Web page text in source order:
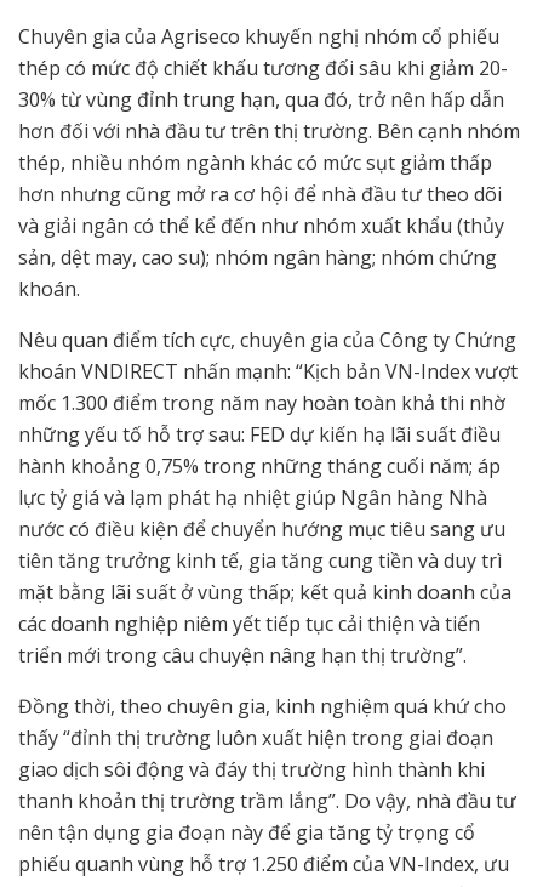
Chuyên gia của Agriseco khuyến nghị nhóm cổ phiếu
thép có mức độ chiết khấu tương đối sâu khi giảm 20-
30% từ vùng đỉnh trung hạn, qua đó, trở nên hấp dẫn
hơn đối với nhà đầu tư trên thị trường. Bên cạnh nhóm
thép, nhiều nhóm ngành khác có mức sụt giảm thấp
hơn nhưng cũng mở ra cơ hội để nhà đầu tư theo dõi
và giải ngân có thể kể đến như nhóm xuất khẩu (thủy
sản, dệt may, cao su); nhóm ngân hàng; nhóm chứng
khoán.
Nêu quan điểm tích cực, chuyên gia của Công ty Chứng
khoán VNDIRECT nhấn mạnh: “Kịch bản VN-Index vượt
mốc 1.300 điểm trong năm nay hoàn toàn khả thi nhờ
những yếu tố hỗ trợ sau: FED dự kiến hạ lãi suất điều
hành khoảng 0,75% trong những tháng cuối năm; áp
lực tỷ giá và lạm phát hạ nhiệt giúp Ngân hàng Nhà
nước có điều kiện để chuyển hướng mục tiêu sang ưu
tiên tăng trưởng kinh tế, gia tăng cung tiền và duy trì
mặt bằng lãi suất ở vùng thấp; kết quả kinh doanh của
các doanh nghiệp niêm yết tiếp tục cải thiện và tiến
triển mới trong câu chuyện nâng hạn thị trường”.
Đồng thời, theo chuyên gia, kinh nghiệm quá khứ cho
thấy “đỉnh thị trường luôn xuất hiện trong giai đoạn
giao dịch sôi động và đáy thị trường hình thành khi
thanh khoản thị trường trầm lắng”. Do vậy, nhà đầu tư
nên tận dụng gia đoạn này để gia tăng tỷ trọng cổ
phiếu quanh vùng hỗ trợ 1.250 điểm của VN-Index, ưu